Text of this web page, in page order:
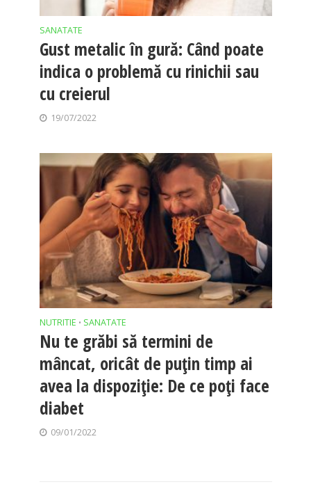
SANATATE
Gust metalic în gură: Când poate
indica o problemă cu rinichii sau
cu creierul
19/07/2022
NUTRITIE • SANATATE
Nu te grăbi să termini de
mâncat, oricât de puțin timp ai
avea la dispoziție: De ce poți face
diabet
09/01/2022